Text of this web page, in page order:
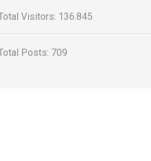
Visitors: 136.845
Posts: 709